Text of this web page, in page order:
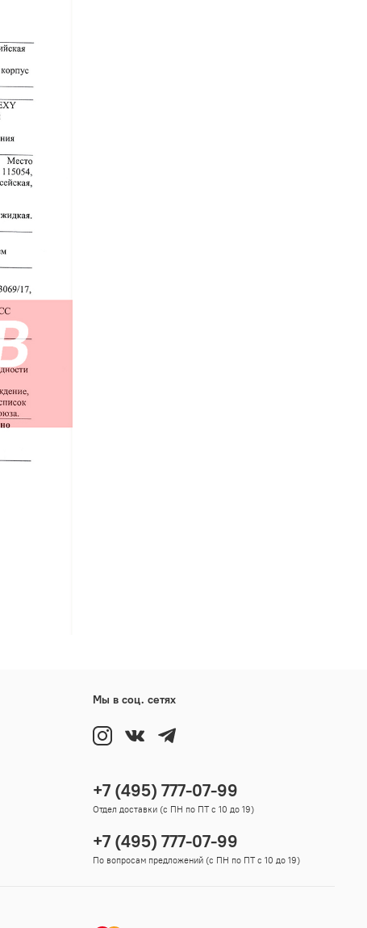
Мы в соц. сетях
+7 (495) 777-07-99
Отдел доставки (с ПН по ПТ с 10 до 19)
+7 (495) 777-07-99
По вопросам предложений (с ПН по ПТ с 10 до 19)